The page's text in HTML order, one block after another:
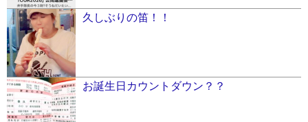
久しぶりの笛！！
お誕生日カウントダウン？？